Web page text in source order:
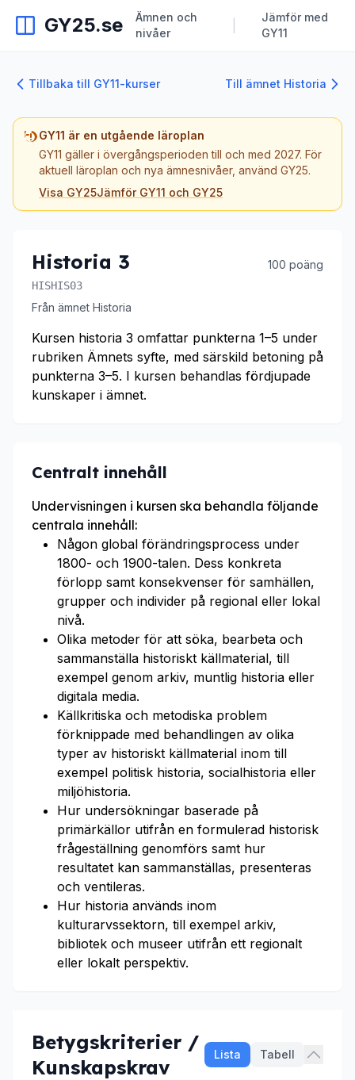
GY25.se
Ämnen och
nivåer
Jämför med
GY11
Tillbaka till GY11-kurser Till ämnet Historia
GY11 är en utgående läroplan
GY11 gäller i övergångsperioden till och med 2027. För
aktuell läroplan och nya ämnesnivåer, använd GY25.
Visa GY25Jämför GY11 och GY25
Historia 3 100 poäng
HISHIS03
Från ämnet Historia
Kursen historia 3 omfattar punkterna 1–5 under
rubriken Ämnets syfte, med särskild betoning på
punkterna 3–5. I kursen behandlas fördjupade
kunskaper i ämnet.
Centralt innehåll
Undervisningen i kursen ska behandla följande
centrala innehåll:
Någon global förändringsprocess under
1800- och 1900-talen. Dess konkreta
förlopp samt konsekvenser för samhällen,
grupper och individer på regional eller lokal
nivå.
Olika metoder för att söka, bearbeta och
sammanställa historiskt källmaterial, till
exempel genom arkiv, muntlig historia eller
digitala media.
Källkritiska och metodiska problem
förknippade med behandlingen av olika
typer av historiskt källmaterial inom till
exempel politisk historia, socialhistoria eller
miljöhistoria.
Hur undersökningar baserade på
primärkällor utifrån en formulerad historisk
frågeställning genomförs samt hur
resultatet kan sammanställas, presenteras
och ventileras.
Hur historia används inom
kulturarvssektorn, till exempel arkiv,
bibliotek och museer utifrån ett regionalt
eller lokalt perspektiv.
Betygskriterier /
Kunskapskrav
Lista Tabell